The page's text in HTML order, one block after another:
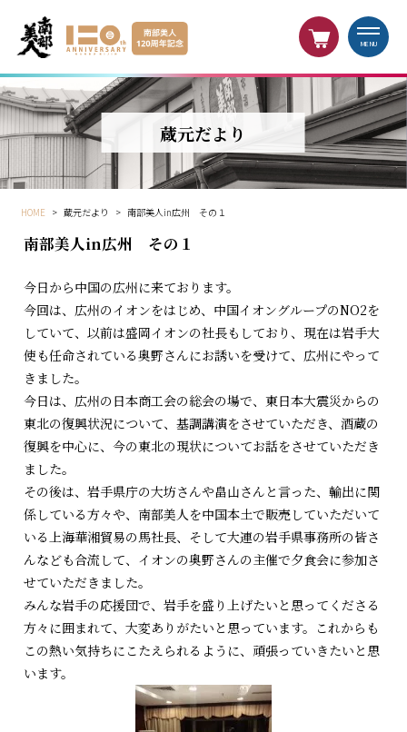
MENU
蔵元だより
HOME > 蔵元だより > 南部美人in広州 その１
南部美人in広州 その１
今日から中国の広州に来ております。
今回は、広州のイオンをはじめ、中国イオングループのNO2を
していて、以前は盛岡イオンの社長もしており、現在は岩手大
使も任命されている奥野さんにお誘いを受けて、広州にやって
きました。
今日は、広州の日本商工会の総会の場で、東日本大震災からの
東北の復興状況について、基調講演をさせていただき、酒蔵の
復興を中心に、今の東北の現状についてお話をさせていただき
ました。
その後は、岩手県庁の大坊さんや畠山さんと言った、輸出に関
係している方々や、南部美人を中国本土で販売していただいて
いる上海華湘貿易の馬社長、そして大連の岩手県事務所の皆さ
んなども合流して、イオンの奥野さんの主催で夕食会に参加さ
せていただきました。
みんな岩手の応援団で、岩手を盛り上げたいと思ってくださる
方々に囲まれて、大変ありがたいと思っています。これからも
この熱い気持ちにこたえられるように、頑張っていきたいと思
います。